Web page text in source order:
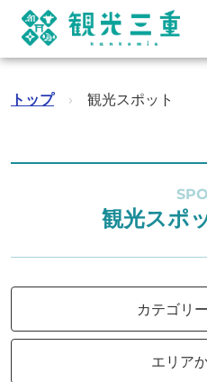
トップ › 観光スポット
観光スポ
カテゴリ
エリア